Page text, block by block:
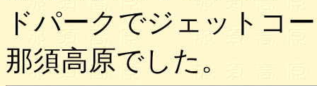
ドパークでジェットコ
那須高原でした。